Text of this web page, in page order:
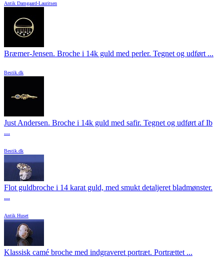
Antik Damgaard-Lauritsen
Bræmer-Jensen. Broche i 14k guld med perler. Tegnet og udført ...
Bestik.dk
Just Andersen. Broche i 14k guld med safir. Tegnet og udført af Ib
...
Bestik.dk
Flot guldbroche i 14 karat guld, med smukt detaljeret bladmønster.
...
Antik Huset
Klassisk camé broche med indgraveret portræt. Portrættet ...